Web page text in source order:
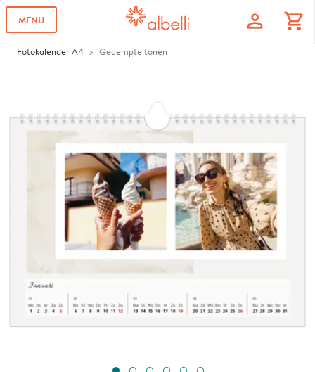
MENU profile shopping_cart
Fotokalender A4 Gedempte tonen